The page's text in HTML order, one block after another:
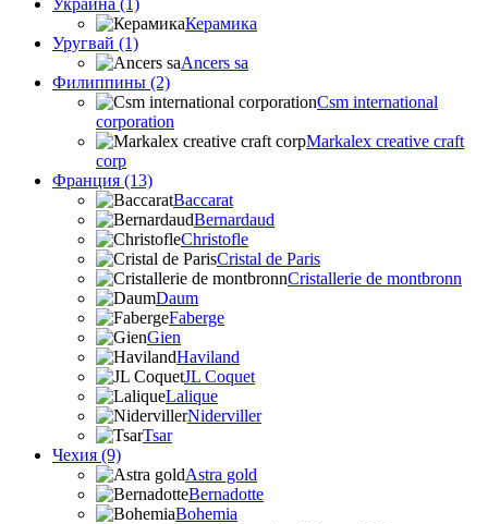
Украина (1)
Керамика
Уругвай (1)
Ancers sa
Филиппины (2)
Csm international
corporation
Markalex creative craft
corp
Франция (13)
Baccarat
Bernardaud
Christofle
Cristal de Paris
Cristallerie de montbronn
Daum
Faberge
Gien
Haviland
JL Coquet
Lalique
Niderviller
Tsar
Чехия (9)
Astra gold
Bernadotte
Bohemia